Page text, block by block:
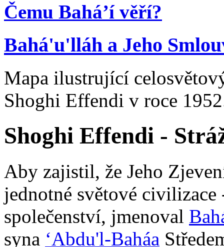
Čemu Bahá’í věří?
Bahá'u'lláh a Jeho
Mapa ilustrující
Shoghi Effendi v roce
Shoghi Effendi -
Aby zajistil, že Jeho
jednotné světové
společenství, jmenoval
syna ‘Abdu'l-Baháa